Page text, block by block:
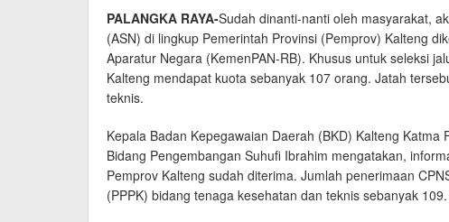
PALANGKA RAYA-Sudah dinanti-nanti oleh masyarakat,
(ASN) di lingkup Pemerintah Provinsi (Pemprov) Kalteng
Aparatur Negara (KemenPAN-RB). Khusus untuk seleksi
Kalteng mendapat kuota sebanyak 107 orang. Jatah
teknis.
Kepala Badan Kepegawaian Daerah (BKD) Kalteng
Bidang Pengembangan Suhufi Ibrahim mengatakan,
Pemprov Kalteng sudah diterima. Jumlah penerimaan
(PPPK) bidang tenaga kesehatan dan teknis sebanyak